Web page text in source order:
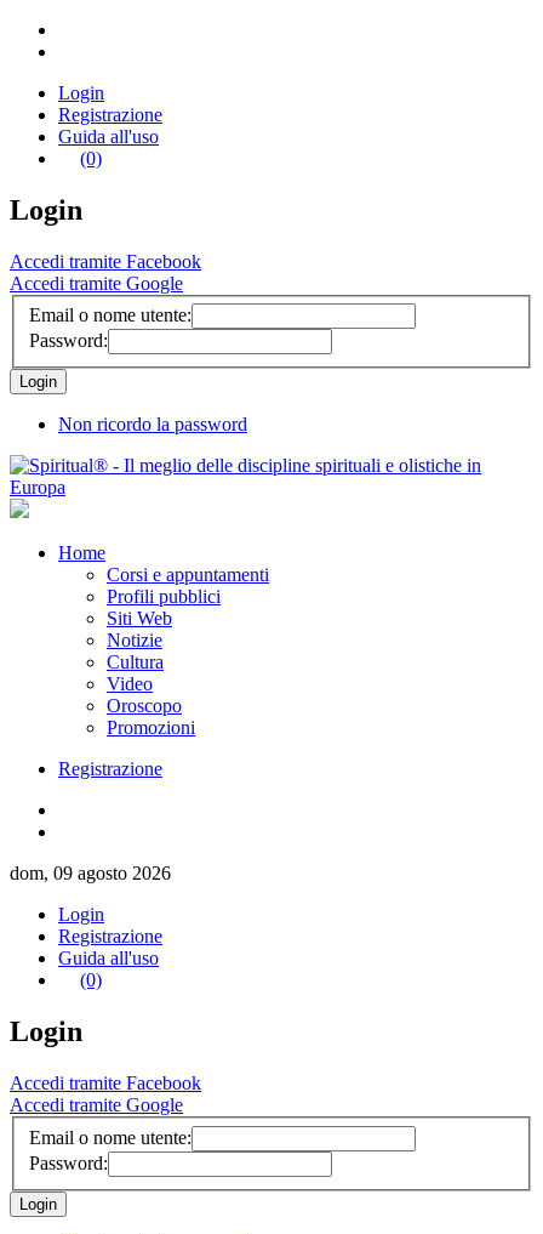
Login
Registrazione
Guida all'uso
(0)
Login
Accedi tramite Facebook
Accedi tramite Google
Email o nome utente:
Password:
Non ricordo la password
Home
Corsi e appuntamenti
Profili pubblici
Siti Web
Notizie
Cultura
Video
Oroscopo
Promozioni
Registrazione
dom, 09 agosto 2026
Login
Registrazione
Guida all'uso
(0)
Login
Accedi tramite Facebook
Accedi tramite Google
Email o nome utente:
Password: